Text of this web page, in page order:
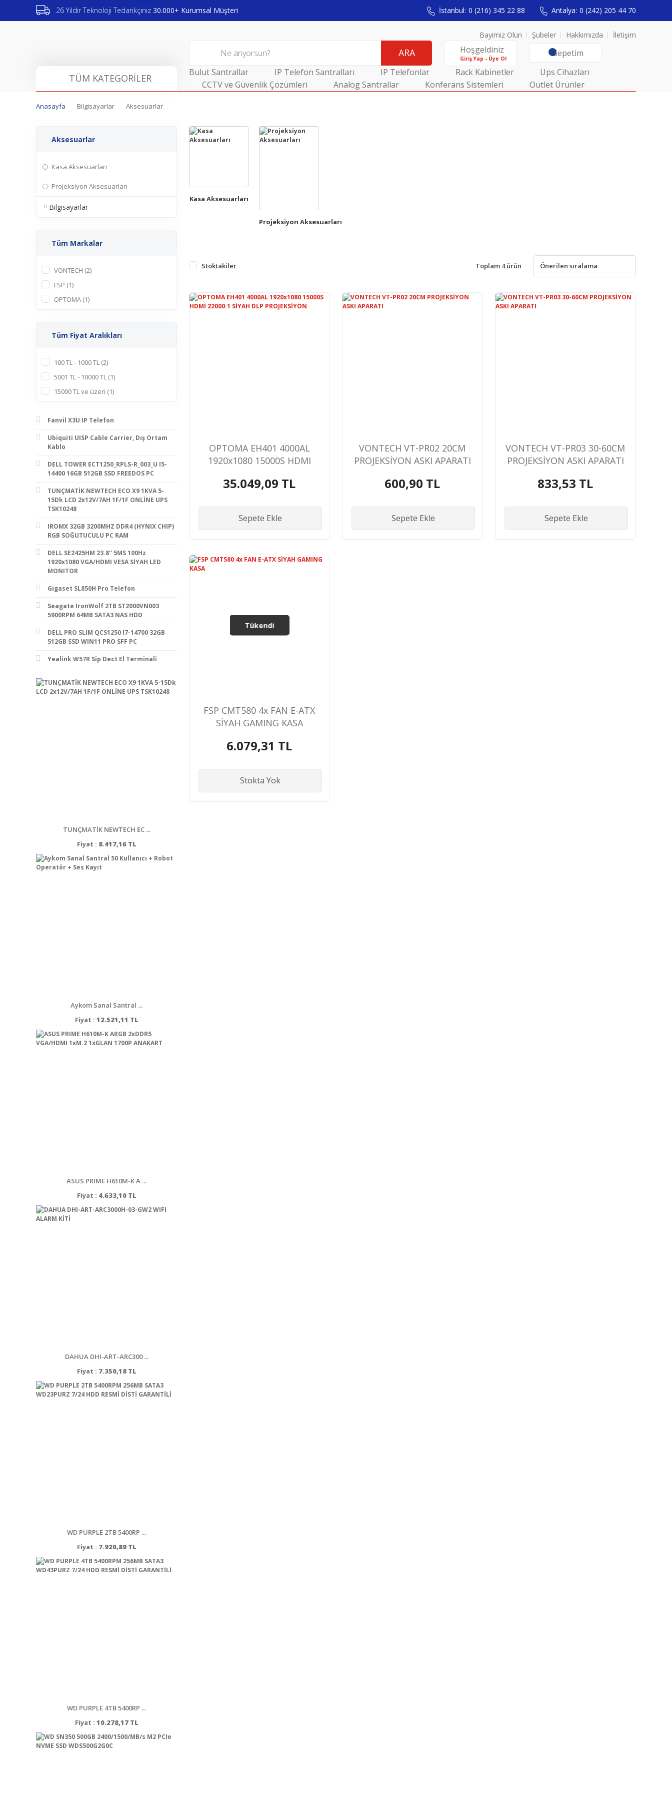
26 Yıldır Teknoloji Tedarikçiniz 30.000+ Kurumsal Müşteri İstanbul: 0 (216) 345 22 88 Antalya: 0 (242) 205 44 70
Bayimiz Olun Şubeler Hakkımızda İletişim
ARA Hoşgeldiniz
Giriş Yap - Üye Ol Sepetim
TÜM KATEGORİLER Bulut Santrallar IP Telefon Santralları IP Telefonlar Rack Kabinetler
Ups Cihazları
CCTV ve Güvenlik Çözümleri
Analog Santrallar Konferans Sistemleri Outlet Ürünler
Anasayfa Bilgisayarlar Aksesuarlar
Aksesuarlar
Kasa Aksesuarları
Projeksiyon Aksesuarları
Bilgisayarlar
Tüm Markalar
VONTECH (2)
FSP (1)
OPTOMA (1)
Tüm Fiyat Aralıkları
100 TL - 1000 TL (2)
5001 TL - 10000 TL (1)
15000 TL ve üzeri (1)
Fanvil X3U IP Telefon
Ubiquiti UISP Cable Carrier, Dış Ortam
Kablo
DELL TOWER ECT1250_RPLS-R_003_U I5-
14400 16GB 512GB SSD FREEDOS PC
TUNÇMATİK NEWTECH ECO X9 1KVA 5-
15Dk LCD 2x12V/7AH 1F/1F ONLİNE UPS
TSK10248
IROMX 32GB 3200MHZ DDR4 (HYNIX CHIP)
RGB SOĞUTUCULU PC RAM
DELL SE2425HM 23.8'' 5MS 100Hz
1920x1080 VGA/HDMI VESA SİYAH LED
MONITOR
Gigaset SL850H Pro Telefon
Seagate IronWolf 2TB ST2000VN003
5900RPM 64MB SATA3 NAS HDD
DELL PRO SLIM QCS1250 I7-14700 32GB
512GB SSD WIN11 PRO SFF PC
Yealink W57R Sip Dect El Terminali
TUNÇMATİK NEWTECH EC ...
Fiyat : 8.417,16 TL
Aykom Sanal Santral ...
Fiyat : 12.521,11 TL
ASUS PRIME H610M-K A ...
Fiyat : 4.633,10 TL
DAHUA DHI-ART-ARC300 ...
Fiyat : 7.350,18 TL
WD PURPLE 2TB 5400RP ...
Fiyat : 7.920,89 TL
WD PURPLE 4TB 5400RP ...
Fiyat : 10.278,17 TL
Kasa Aksesuarları
Projeksiyon Aksesuarları
Stoktakiler Toplam 4 ürün
OPTOMA EH401 4000AL
1920x1080 15000S HDMI
PROJEKSİYON
35.049,09 TL
Sepete Ekle
VONTECH VT-PR02 20CM
PROJEKSİYON ASKI APARATI
600,90 TL
Sepete Ekle
VONTECH VT-PR03 30-60CM
PROJEKSİYON ASKI APARATI
833,53 TL
Sepete Ekle
Tükendi
FSP CMT580 4x FAN E-ATX
SİYAH GAMING KASA
6.079,31 TL
Stokta Yok